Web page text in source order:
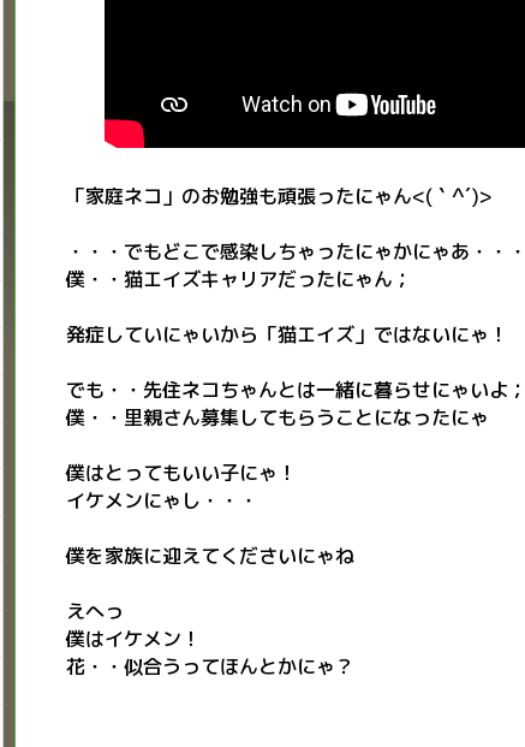
「家庭ネコ」のお勉強も頑張ったにゃん<(｀^´)>
・・・でもどこで感染しちゃったにゃかにゃあ・・・
僕・・猫エイズキャリアだったにゃん；
発症していにゃいから「猫エイズ」ではないにゃ！
でも・・先住ネコちゃんとは一緒に暮らせにゃいよ；
僕・・里親さん募集してもらうことになったにゃ
僕はとってもいい子にゃ！
イケメンにゃし・・・
僕を家族に迎えてくださいにゃね
えへっ
僕はイケメン！
花・・似合うってほんとかにゃ？